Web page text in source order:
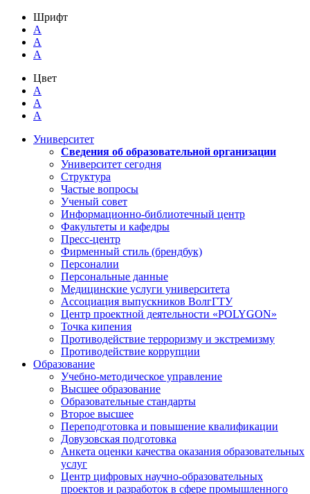
Шрифт
A
A
A
Цвет
A
A
A
Университет
Сведения об образовательной организации
Университет сегодня
Структура
Частые вопросы
Ученый совет
Информационно-библиотечный центр
Факультеты и кафедры
Пресс-центр
Фирменный стиль (брендбук)
Персоналии
Персональные данные
Медицинские услуги университета
Ассоциация выпускников ВолгГТУ
Центр проектной деятельности «POLYGON»
Точка кипения
Противодействие терроризму и экстремизму
Противодействие коррупции
Образование
Учебно-методическое управление
Высшее образование
Образовательные стандарты
Второе высшее
Переподготовка и повышение квалификации
Довузовская подготовка
Анкета оценки качества оказания образовательных
услуг
Центр цифровых научно-образовательных
проектов и разработок в сфере промышленного